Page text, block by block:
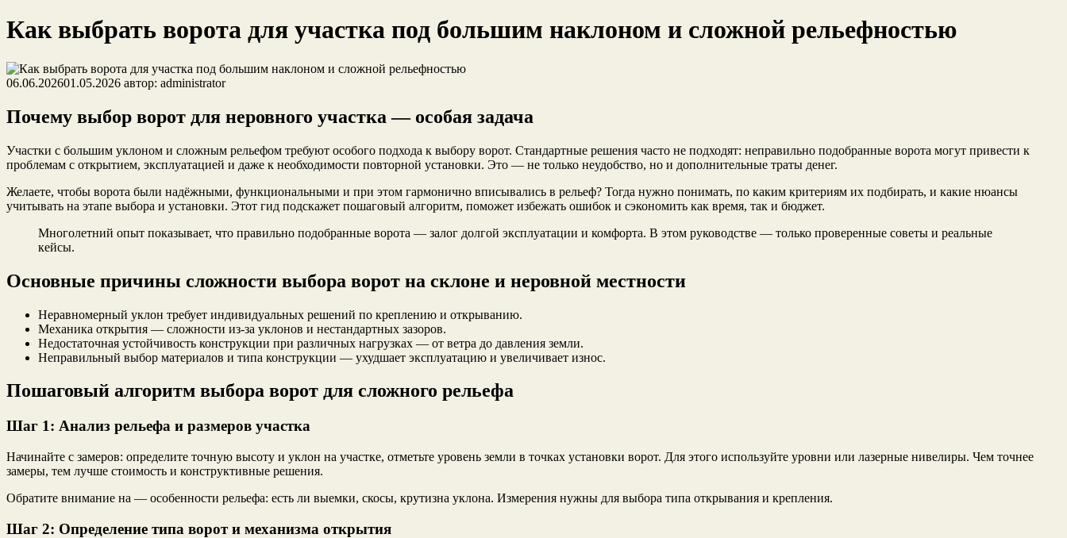
Как выбрать ворота для участка под большим наклоном и сложной рельефностью
06.06.202601.05.2026 автор: administrator
Почему выбор ворот для неровного участка — особая задача
Участки с большим уклоном и сложным рельефом требуют особого подхода к выбору ворот. Стандартные решения часто не подходят: неправильно подобранные ворота могут привести к
проблемам с открытием, эксплуатацией и даже к необходимости повторной установки. Это — не только неудобство, но и дополнительные траты денег.
Желаете, чтобы ворота были надёжными, функциональными и при этом гармонично вписывались в рельеф? Тогда нужно понимать, по каким критериям их подбирать, и какие нюансы
учитывать на этапе выбора и установки. Этот гид подскажет пошаговый алгоритм, поможет избежать ошибок и сэкономить как время, так и бюджет.
Многолетний опыт показывает, что правильно подобранные ворота — залог долгой эксплуатации и комфорта. В этом руководстве — только проверенные советы и реальные
кейсы.
Основные причины сложности выбора ворот на склоне и неровной местности
Неравномерный уклон требует индивидуальных решений по креплению и открыванию.
Механика открытия — сложности из-за уклонов и нестандартных зазоров.
Недостаточная устойчивость конструкции при различных нагрузках — от ветра до давления земли.
Неправильный выбор материалов и типа конструкции — ухудшает эксплуатацию и увеличивает износ.
Пошаговый алгоритм выбора ворот для сложного рельефа
Шаг 1: Анализ рельефа и размеров участка
Начинайте с замеров: определите точную высоту и уклон на участке, отметьте уровень земли в точках установки ворот. Для этого используйте уровни или лазерные нивелиры. Чем точнее
замеры, тем лучше стоимость и конструктивные решения.
Обратите внимание на — особенности рельефа: есть ли выемки, скосы, крутизна уклона. Измерения нужны для выбора типа открывания и крепления.
Шаг 2: Определение типа ворот и механизма открытия